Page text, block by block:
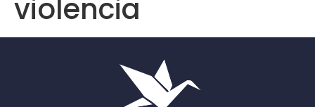
violencia